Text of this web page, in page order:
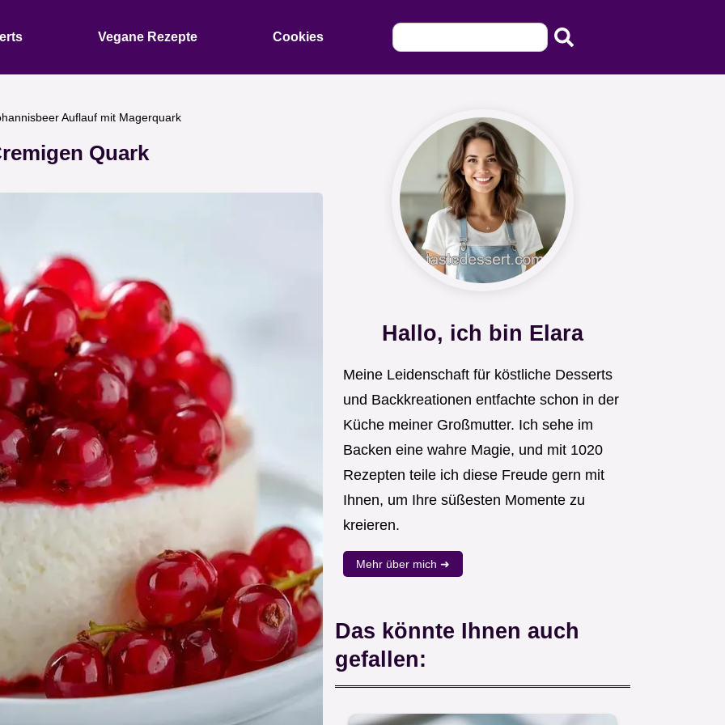
Vegane Rezepte Cookies
Auflauf mit Magerquark
Quark
Hallo, ich bin Elara
Meine Leidenschaft für köstliche Desserts
und Backkreationen entfachte schon in der
Küche meiner Großmutter. Ich sehe im
Backen eine wahre Magie, und mit 1020
Rezepten teile ich diese Freude gern mit
Ihnen, um Ihre süßesten Momente zu
kreieren.
Mehr über mich ➜
Das könnte Ihnen auch
gefallen: